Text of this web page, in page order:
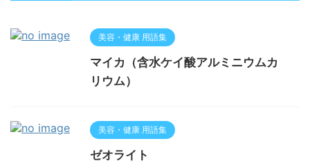
美容・健康 用語集
マイカ（含水ケイ酸アルミニウムカ
リウム）
美容・健康 用語集
ゼオライト